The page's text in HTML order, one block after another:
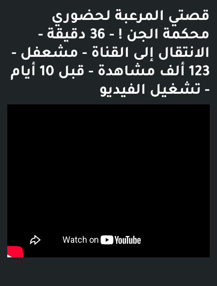
قصتي المرعبة لحضوري
محكمة الجن ! - 36 دقيقة -
الانتقال إلى القناة - مشعفل -
123 ألف مشاهدة - قبل 10 أيام
- تشغيل الفيديو